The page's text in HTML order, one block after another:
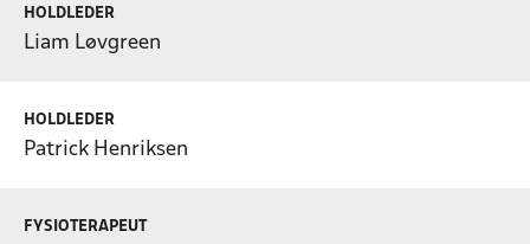
HOLDLEDER
Liam Løvgreen
HOLDLEDER
Patrick Henriksen
FYSIOTERAPEUT